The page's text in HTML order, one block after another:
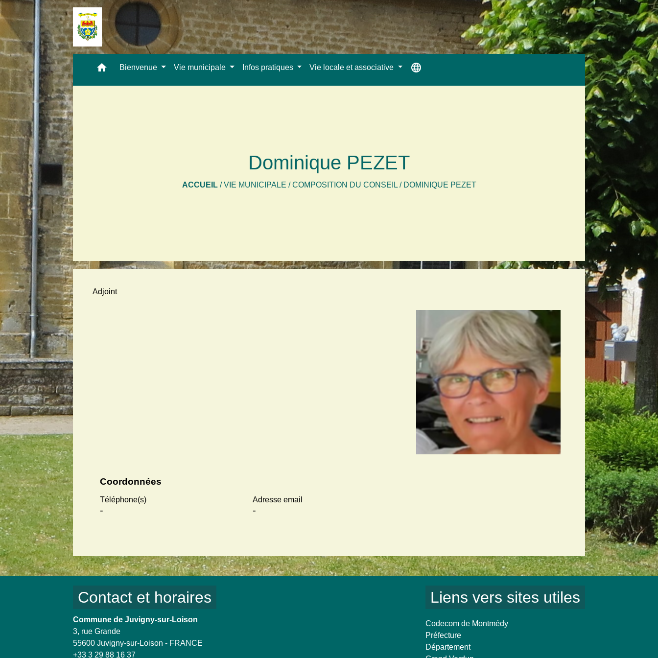
home Bienvenue Vie municipale Infos pratiques Vie locale et associative language
Dominique PEZET
ACCUEIL/VIE MUNICIPALE /COMPOSITION DU CONSEIL/ DOMINIQUE PEZET
Adjoint
Coordonnées
Téléphone(s)
-
Adresse email
-
Contact et horaires
Commune de Juvigny-sur-Loison
3, rue Grande
55600 Juvigny-sur-Loison - FRANCE
+33 3 29 88 16 37
Liens vers sites utiles
Codecom de Montmédy
Préfecture
Département